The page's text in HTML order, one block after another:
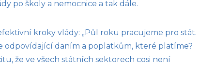
po školy a nemocnice a tak dále.
kroky vlády: „Půl roku pracujeme pro stát.
odpovídající daním a poplatkům, které platíme?
že ve všech státních sektorech cosi není